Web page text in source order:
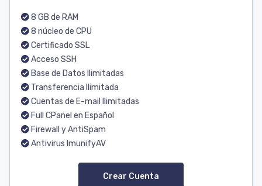
8 GB de RAM
8 núcleo de CPU
Certificado SSL
Acceso SSH
Base de Datos Ilimitadas
Transferencia Ilimitada
Cuentas de E-mail Ilimitadas
Full CPanel en Español
Firewall y AntiSpam
Antivirus ImunifyAV
Crear Cuenta